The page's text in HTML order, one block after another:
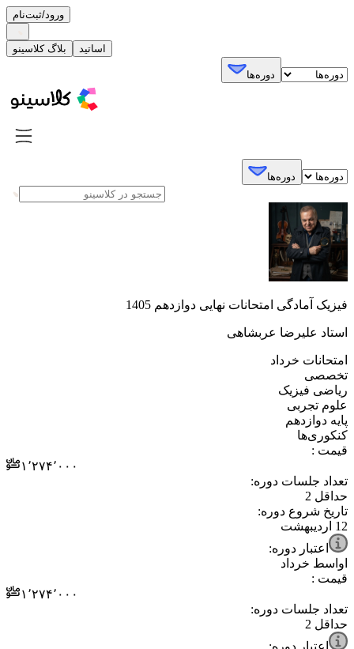
ورود/ثبت‌نام
بلاگ کلاسینو اساتید
دوره‌ها
دوره‌ها
فیزیک آمادگی امتحانات نهایی دوازدهم 1405
استاد علیرضا عربشاهی
⁧امتحانات خرداد⁩
⁧تخصصی⁩
⁧ریاضی فیزیک⁩
⁧علوم تجربی⁩
⁧پایه دوازدهم⁩
⁧کنکوری‌ها⁩
قیمت :
۱٬۲۷۴٬۰۰۰
تعداد جلسات دوره:
حداقل 2
تاریخ شروع دوره:
12 اردیبهشت
اعتبار دوره:
اواسط خرداد
قیمت :
۱٬۲۷۴٬۰۰۰
تعداد جلسات دوره:
حداقل 2